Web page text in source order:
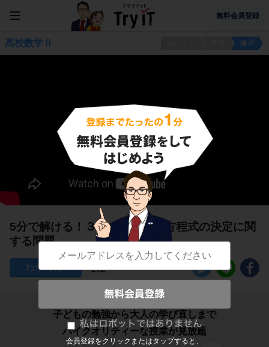
無料会員登録
会員登録をクリックまたはタップすると、
高校数学Ⅱ 練習
5分で解ける！３点を通る円の方程式の決定に関
する問題
202
子どもの勉強から大人の学び直しまで
ハイクオリティーな授業が見放題